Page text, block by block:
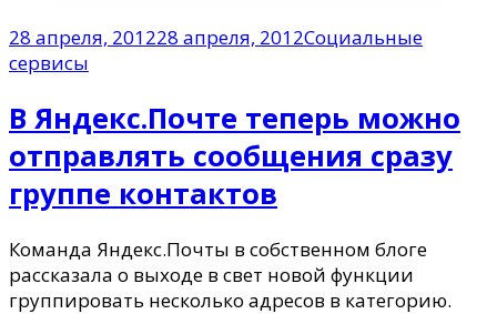
28 апреля, 201228 апреля, 2012Социальные
сервисы
В Яндекс.Почте теперь можно
отправлять сообщения сразу
группе контактов
Команда Яндекс.Почты в собственном блоге
рассказала о выходе в свет новой функции
группировать несколько адресов в категорию.